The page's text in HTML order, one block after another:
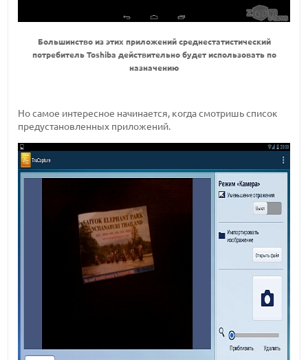
Большинство из этих приложений среднестатистический
потребитель Toshiba действительно будет использовать по
назначению
Но самое интересное начинается, когда смотришь список
предустановленных приложений.